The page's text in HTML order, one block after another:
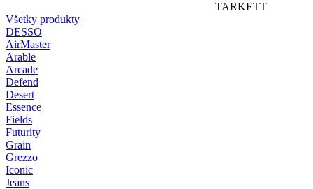
TARKETT
Všetky produkty
DESSO
AirMaster
Arable
Arcade
Defend
Desert
Essence
Fields
Futurity
Grain
Grezzo
Iconic
Jeans